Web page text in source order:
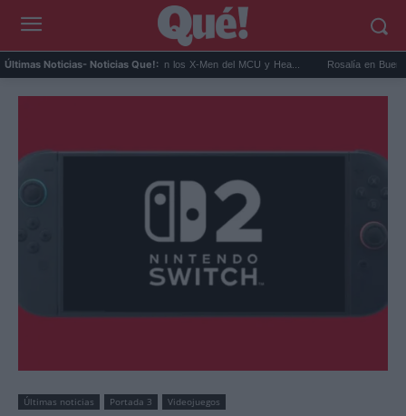
Últimas Noticias- Noticias Que!:
Kit Connor será Cíclope en los X-Men del MCU y Hea... Rosalía en Buenos
Últimas noticias Portada 3 Videojuegos